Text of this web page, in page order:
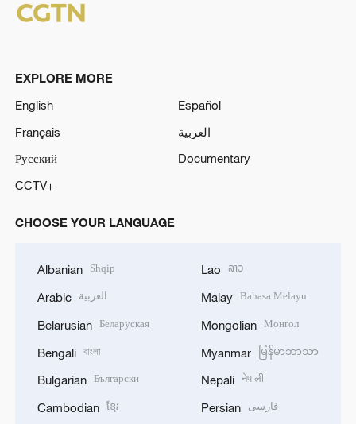
EXPLORE MORE
English
Español
Français
العربية
Русский
Documentary
CCTV+
CHOOSE YOUR LANGUAGE
Albanian Shqip
Arabic العربية
Belarusian Беларуская
Bengali বাংলা
Bulgarian Български
Cambodian ខ្មែរ
Lao ລາວ
Malay Bahasa Melayu
Mongolian Монгол
Myanmar မြန်မာဘာသာ
Nepali नेपाली
Persian فارسی